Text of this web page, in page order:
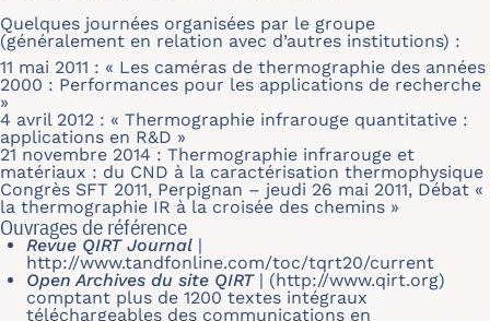
Quelques journées organisées par le groupe
(généralement en relation avec d’autres institutions) :
11 mai 2011 : « Les caméras de thermographie des années
2000 : Performances pour les applications de recherche
»
4 avril 2012 : « Thermographie infrarouge quantitative :
applications en R&D »
21 novembre 2014 : Thermographie infrarouge et
matériaux : du CND à la caractérisation thermophysique
Congrès SFT 2011, Perpignan – jeudi 26 mai 2011, Débat «
la thermographie IR à la croisée des chemins »
Ouvrages de référence
Revue QIRT Journal |
http://www.tandfonline.com/toc/tqrt20/current
Open Archives du site QIRT| (http://www.qirt.org)
comptant plus de 1200 textes intégraux
téléchargeables des communications en